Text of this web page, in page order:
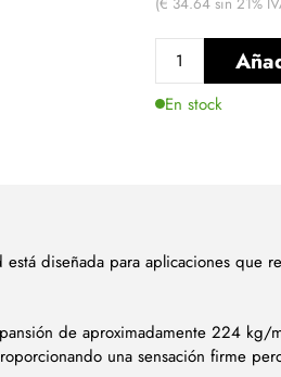
En stock
diseñada para aplicaciones que
de aproximadamente 224 kg/
una sensación firme